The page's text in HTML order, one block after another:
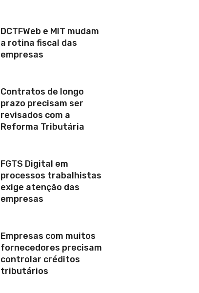
DCTFWeb e MIT mudam
a rotina fiscal das
empresas
Contratos de longo
prazo precisam ser
revisados com a
Reforma Tributária
FGTS Digital em
processos trabalhistas
exige atenção das
empresas
Empresas com muitos
fornecedores precisam
controlar créditos
tributários